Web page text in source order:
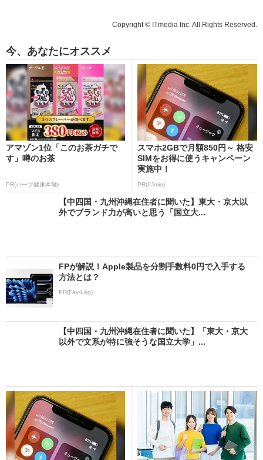
Copyright © ITmedia Inc. All Rights Reserved.
今、あなたにオススメ
アマゾン1位「このお茶ガチで
す」噂のお茶
PR(ハーブ健康本舗)
スマホ2GBで月額850円～ 格安
SIMをお得に使うキャンペーン
実施中！
PR(IIJmio)
【中四国・九州沖縄在住者に聞いた】東大・京大以
外でブランド力が高いと思う「国立大...
FPが解説！Apple製品を分割手数料0円で入手する
方法とは？
PR(Fav-Log)
【中四国・九州沖縄在住者に聞いた】「東大・京大
以外で文系が特に強そうな国立大学」...